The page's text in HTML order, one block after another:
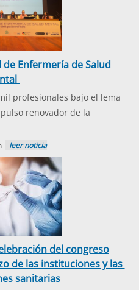
de Enfermería de Salud
profesionales bajo el lema
renovador de la
leer noticia
del congreso
de las instituciones y las
sanitarias